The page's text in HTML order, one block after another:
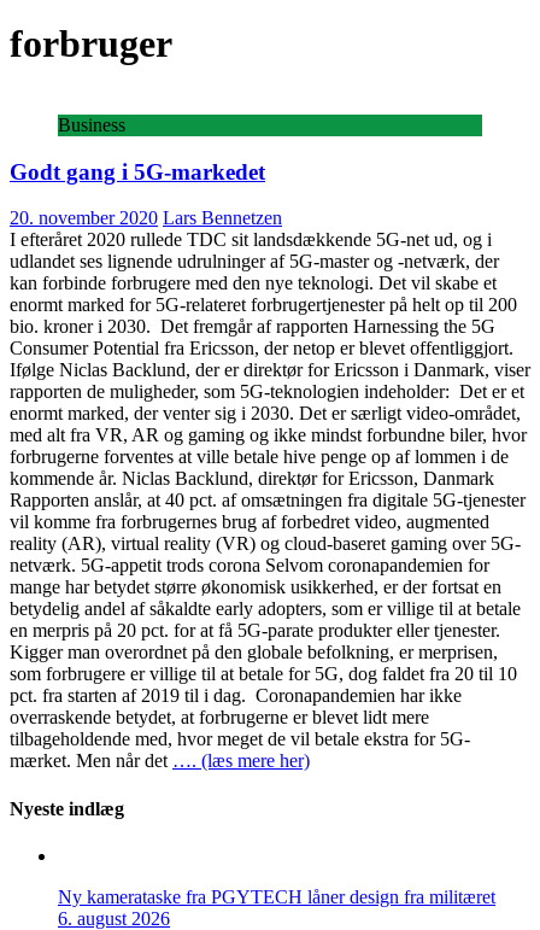
forbruger
Business
Godt gang i 5G-markedet
20. november 2020 Lars Bennetzen
I efteråret 2020 rullede TDC sit landsdækkende 5G-net ud, og i
udlandet ses lignende udrulninger af 5G-master og -netværk, der
kan forbinde forbrugere med den nye teknologi. Det vil skabe et
enormt marked for 5G-relateret forbrugertjenester på helt op til 200
bio. kroner i 2030. Det fremgår af rapporten Harnessing the 5G
Consumer Potential fra Ericsson, der netop er blevet offentliggjort.
Ifølge Niclas Backlund, der er direktør for Ericsson i Danmark, viser
rapporten de muligheder, som 5G-teknologien indeholder: Det er et
enormt marked, der venter sig i 2030. Det er særligt video-området,
med alt fra VR, AR og gaming og ikke mindst forbundne biler, hvor
forbrugerne forventes at ville betale hive penge op af lommen i de
kommende år. Niclas Backlund, direktør for Ericsson, Danmark
Rapporten anslår, at 40 pct. af omsætningen fra digitale 5G-tjenester
vil komme fra forbrugernes brug af forbedret video, augmented
reality (AR), virtual reality (VR) og cloud-baseret gaming over 5G-
netværk. 5G-appetit trods corona Selvom coronapandemien for
mange har betydet større økonomisk usikkerhed, er der fortsat en
betydelig andel af såkaldte early adopters, som er villige til at betale
en merpris på 20 pct. for at få 5G-parate produkter eller tjenester.
Kigger man overordnet på den globale befolkning, er merprisen,
som forbrugere er villige til at betale for 5G, dog faldet fra 20 til 10
pct. fra starten af 2019 til i dag. Coronapandemien har ikke
overraskende betydet, at forbrugerne er blevet lidt mere
tilbageholdende med, hvor meget de vil betale ekstra for 5G-
mærket. Men når det …. (læs mere her)
Nyeste indlæg
Ny kamerataske fra PGYTECH låner design fra militæret
6. august 2026